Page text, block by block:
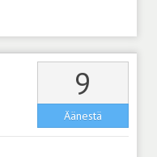
9
Äänestä